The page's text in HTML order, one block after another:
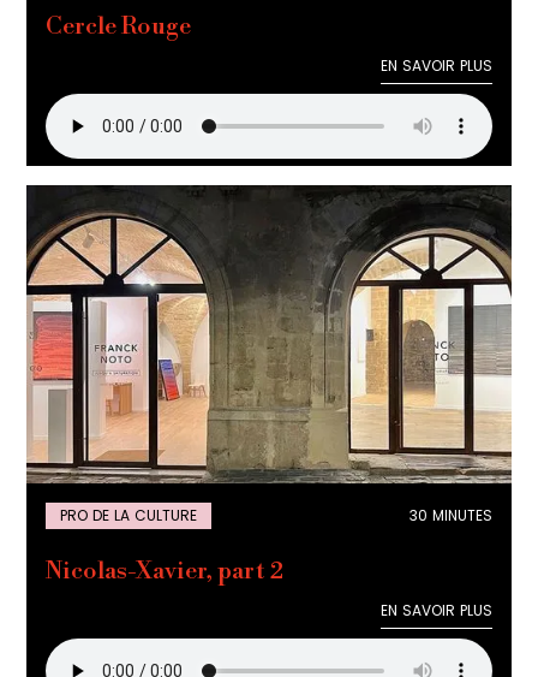
Cercle Rouge
EN SAVOIR PLUS
EN SAVOIR PLUS
PRO DE LA CULTURE 30 MINUTES
Nicolas-Xavier, part 2
EN SAVOIR PLUS
EN SAVOIR PLUS